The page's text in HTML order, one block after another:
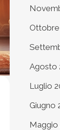
Agosto
Luglio
Giugno
Maggio